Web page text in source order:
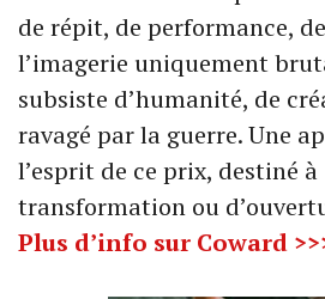
de répit, de performance,
l’imagerie uniquement
subsiste d’humanité, de
ravagé par la guerre. Une
l’esprit de ce prix, destiné
transformation ou
Plus d’info sur Coward